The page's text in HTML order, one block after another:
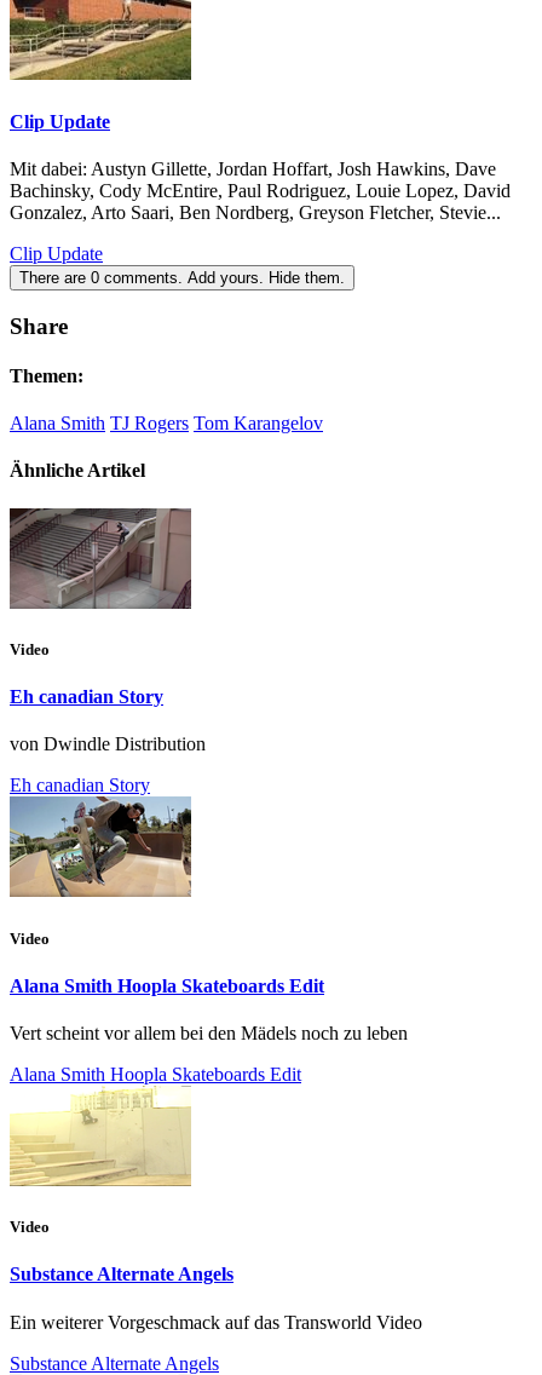
Clip Update
Mit dabei: Austyn Gillette, Jordan Hoffart, Josh Hawkins, Dave
Bachinsky, Cody McEntire, Paul Rodriguez, Louie Lopez, David
Gonzalez, Arto Saari, Ben Nordberg, Greyson Fletcher, Stevie...
Clip Update
There are 0 comments. Add yours. Hide them.
Share
Themen:
Alana Smith TJ Rogers Tom Karangelov
Ähnliche Artikel
Video
Eh canadian Story
von Dwindle Distribution
Eh canadian Story
Video
Alana Smith Hoopla Skateboards Edit
Vert scheint vor allem bei den Mädels noch zu leben
Alana Smith Hoopla Skateboards Edit
Video
Substance Alternate Angels
Ein weiterer Vorgeschmack auf das Transworld Video
Substance Alternate Angels